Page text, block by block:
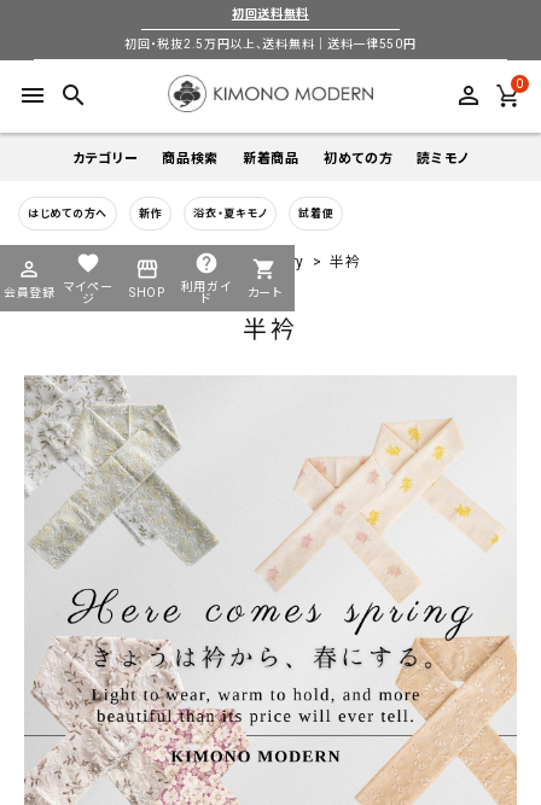
初回送料無料
初回・税抜2.5万円以上、送料無料｜送料一律550円
menu search perm_identity 0
カテゴリー
着物
帯
羽織
襦袢
小物
商品検索
キーワードから探す
通年 5-9月 夏季以外通年
カテゴリーから探す
着物 羽織 襦袢 小物
タイプから探す
カジュアル ソシアル フォーマル
商品タイプ
在庫有 アーカイブ商品
新着商品 初めての方 読ミモノ
はじめての方へ 新作 浴衣・夏キモノ 試着便
perm_identity
会員登録
favorite
マイペー
ジ
storefront
SHOP
help
利用ガイ
ド
shopping_cart
カート
login ログイン perm_identity 会員登録
ようこそ ゲスト 様
着物
HOME 全商品一覧 小物-accessory 半衿
半衿